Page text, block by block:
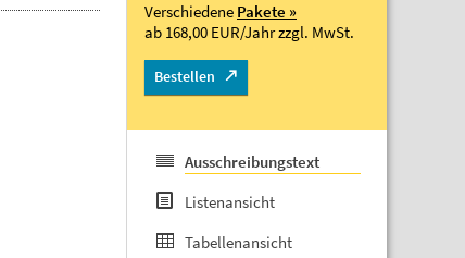
Verschiedene Pakete »
ab 168,00 EUR/Jahrzzgl. MwSt.
Bestellen
Ausschreibungstext
Listenansicht
Tabellenansicht